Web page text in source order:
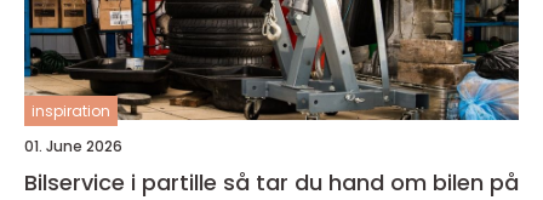
inspiration
01. June 2026
Bilservice i partille så tar du hand om bilen på